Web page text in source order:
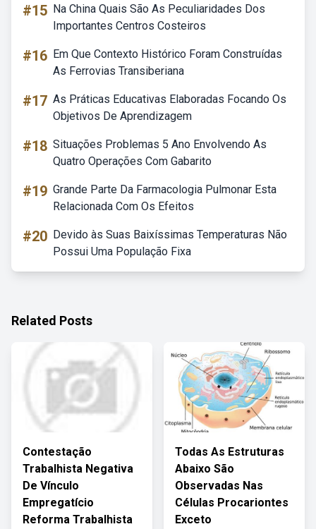
#15 Na China Quais São As Peculiaridades Dos
Importantes Centros Costeiros
#16 Em Que Contexto Histórico Foram Construídas
As Ferrovias Transiberiana
#17 As Práticas Educativas Elaboradas Focando Os
Objetivos De Aprendizagem
#18 Situações Problemas 5 Ano Envolvendo As
Quatro Operações Com Gabarito
#19 Grande Parte Da Farmacologia Pulmonar Esta
Relacionada Com Os Efeitos
#20 Devido às Suas Baixíssimas Temperaturas Não
Possui Uma População Fixa
Related Posts
Contestação
Trabalhista Negativa
De Vínculo
Empregatício
Reforma Trabalhista
Todas As Estruturas
Abaixo São
Observadas Nas
Células Procariontes
Exceto